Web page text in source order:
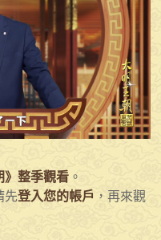
》整季觀看 。
先登入您的帳戶 ，再來觀